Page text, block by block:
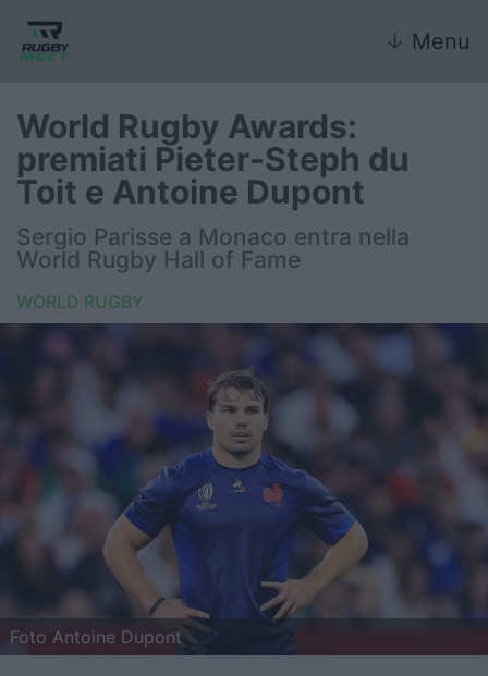
↓ Menu
Nazionale
Nazionali giovanili
Rugby Sevens
FIR
United Rugby Championship
Premiership
Champions Cup
Challenge Cup
World Rugby Awards:
premiati Pieter-Steph du
Toit e Antoine Dupont
Sergio Parisse a Monaco entra nella
World Rugby Hall of Fame
WORLD RUGBY
Foto Antoine Dupont